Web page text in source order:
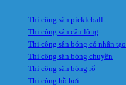
Thi công sân pickleball
Thi công sân cầu lông
Thi công sân bóng cỏ nhân tạo
Thi công sân bóng chuyền
Thi công sân bóng rổ
Thi công hồ bơi